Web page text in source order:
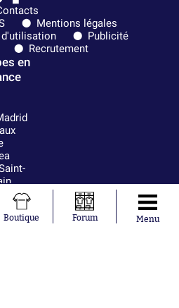
Mentions légales
d'utilisation
Publicité
Recrutement
en
Boutique Forum Menu